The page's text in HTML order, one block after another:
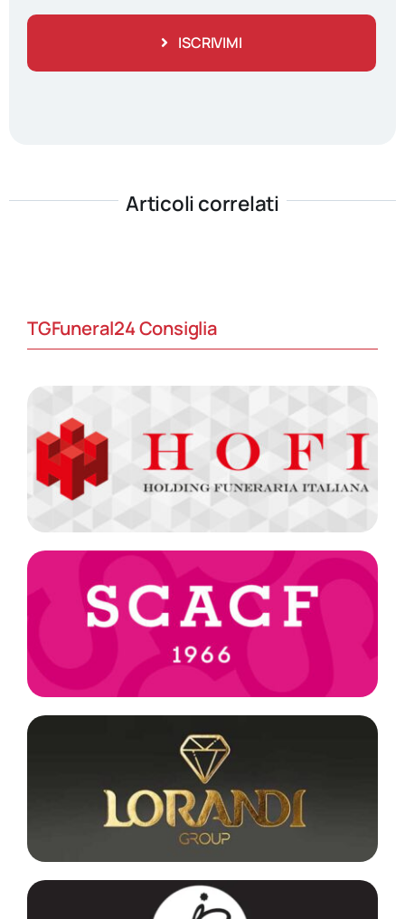
ISCRIVIMI
Articoli correlati
TGFuneral24 Consiglia